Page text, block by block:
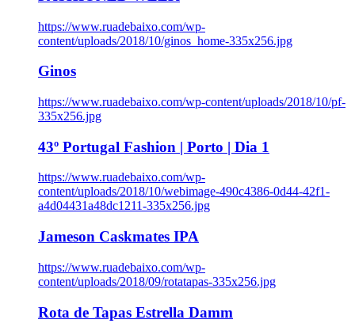
https://www.ruadebaixo.com/wp-
content/uploads/2018/10/ginos_home-335x256.jpg
Ginos
https://www.ruadebaixo.com/wp-content/uploads/2018/10/pf-
335x256.jpg
43º Portugal Fashion | Porto | Dia 1
https://www.ruadebaixo.com/wp-
content/uploads/2018/10/webimage-490c4386-0d44-42f1-
a4d04431a48dc1211-335x256.jpg
Jameson Caskmates IPA
https://www.ruadebaixo.com/wp-
content/uploads/2018/09/rotatapas-335x256.jpg
Rota de Tapas Estrella Damm